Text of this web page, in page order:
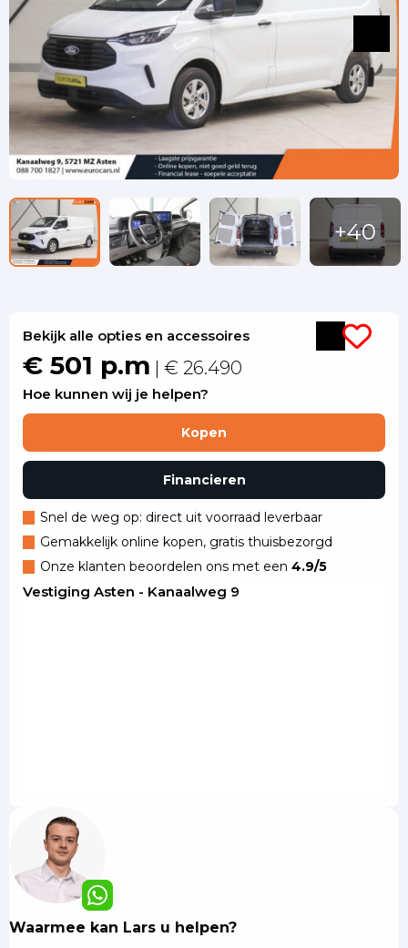
Bekijk alle opties en accessoires
€ 501 p.m | € 26.490
Hoe kunnen wij je helpen?
Kopen
Financieren
Snel de weg op: direct uit voorraad leverbaar
Gemakkelijk online kopen, gratis thuisbezorgd
Onze klanten beoordelen ons met een 4.9/5
Vestiging Asten - Kanaalweg 9
Waarmee kan Lars u helpen?